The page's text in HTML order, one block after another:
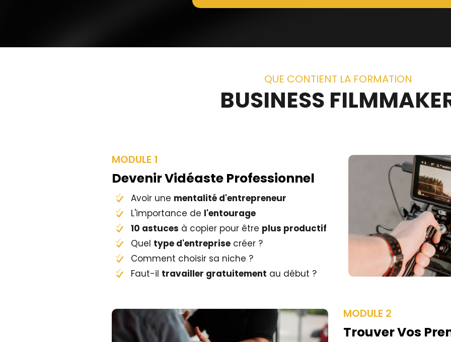
QUE CONTIENT LA FORMATION
BUSINESS
MODULE 1
Devenir Vidéaste Professionnel
Avoir une mentalité d'entrepreneur
L'importance de l'entourage
10 astuces à copier pour être plus productif
Quel type d'entreprise créer ?
Comment choisir sa niche ?
Faut-il travailler gratuitement au début ?
MODULE 2
Trouver Vos